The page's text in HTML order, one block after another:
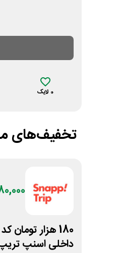
0 لایک
تخفیف‌های
180 هزار
داخلی اسنپ